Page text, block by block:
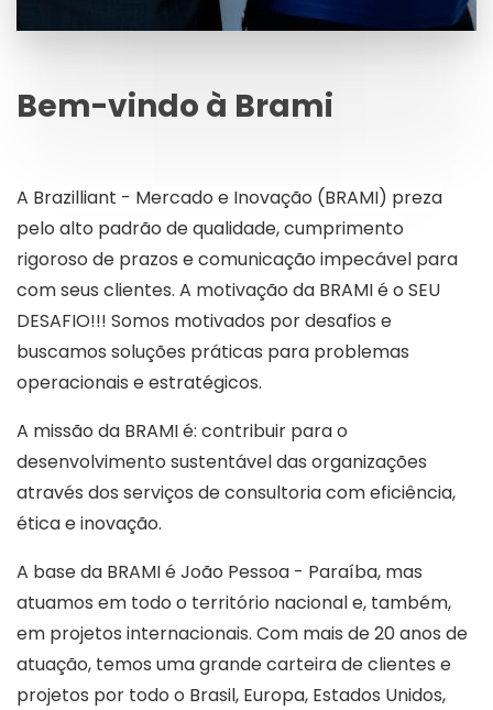
Bem-vindo à Brami
A Brazilliant - Mercado e Inovação (BRAMI) preza
pelo alto padrão de qualidade, cumprimento
rigoroso de prazos e comunicação impecável para
com seus clientes. A motivação da BRAMI é o SEU
DESAFIO!!! Somos motivados por desafios e
buscamos soluções práticas para problemas
operacionais e estratégicos.
A missão da BRAMI é: contribuir para o
desenvolvimento sustentável das organizações
através dos serviços de consultoria com eficiência,
ética e inovação.
A base da BRAMI é João Pessoa - Paraíba, mas
atuamos em todo o território nacional e, também,
em projetos internacionais. Com mais de 20 anos de
atuação, temos uma grande carteira de clientes e
projetos por todo o Brasil, Europa, Estados Unidos,